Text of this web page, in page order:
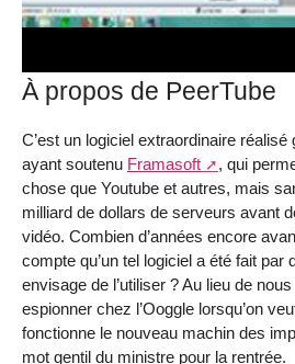
À propos de PeerTube
C’est un logiciel extraordinaire
ayant soutenu Framasoft
, qui
chose que Youtube et autres, mais
milliard de dollars de serveurs avant
vidéo. Combien d’années encore
compte qu’un tel logiciel a été fait par
envisage de l’utiliser ? Au lieu de
espionner chez l’Ooggle lorsqu’on
fonctionne le nouveau machin des
mot gentil du ministre pour la rentrée.